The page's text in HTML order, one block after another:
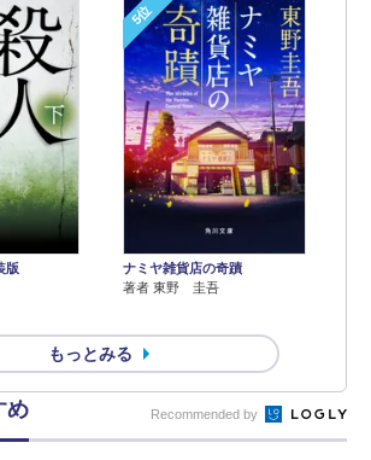
版
5位
ナミヤ雑貨店の奇蹟
著者 東野 圭吾
もっとみる
め Recommended by